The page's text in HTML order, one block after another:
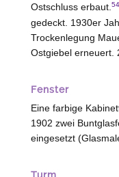
Ostschluss erbaut.54
gedeckt. 1930er
Trockenlegung
Ostgiebel erneuert.
Fenster
Eine farbige
1902 zwei
eingesetzt